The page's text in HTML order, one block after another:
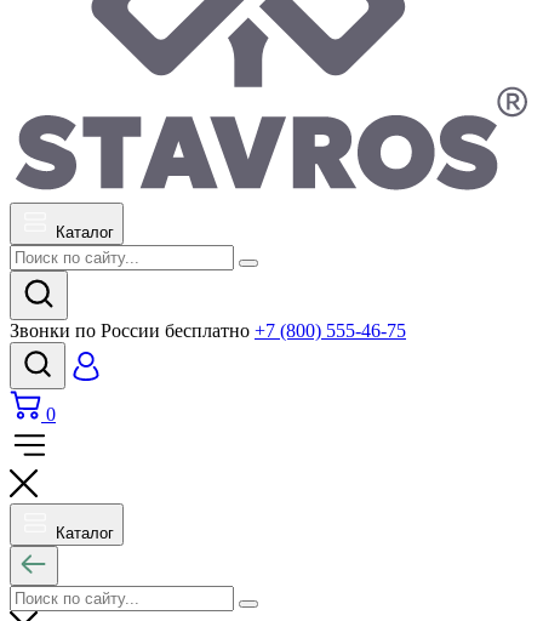
Каталог
Звонки по России бесплатно +7 (800) 555-46-75
0
Каталог